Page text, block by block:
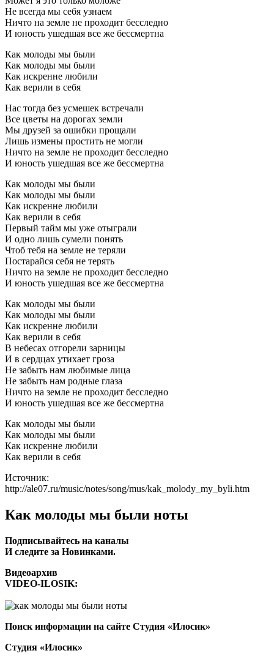
Не всегда мы себя узнаем
Ничто на земле не проходит бесследно
И юность ушедшая все же бессмертна
Как молоды мы были
Как молоды мы были
Как искренне любили
Как верили в себя
Нас тогда без усмешек встречали
Все цветы на дорогах земли
Мы друзей за ошибки прощали
Лишь измены простить не могли
Ничто на земле не проходит бесследно
И юность ушедшая все же бессмертна
Как молоды мы были
Как молоды мы были
Как искренне любили
Как верили в себя
Первый тайм мы уже отыграли
И одно лишь сумели понять
Чтоб тебя на земле не теряли
Постарайся себя не терять
Ничто на земле не проходит бесследно
И юность ушедшая все же бессмертна
Как молоды мы были
Как молоды мы были
Как искренне любили
Как верили в себя
В небесах отгорели зарницы
И в сердцах утихает гроза
Не забыть нам любимые лица
Не забыть нам родные глаза
Ничто на земле не проходит бесследно
И юность ушедшая все же бессмертна
Как молоды мы были
Как молоды мы были
Как искренне любили
Как верили в себя
Источник:
http://ale07.ru/music/notes/song/mus/kak_molody_my_byli.htm
Как молоды мы были ноты
Подписывайтесь на каналы
И следите за Новинками.
Видеоархив
VIDEO-ILOSIK:
Поиск информации на сайте Студия «Илосик»
Студия «Илосик»